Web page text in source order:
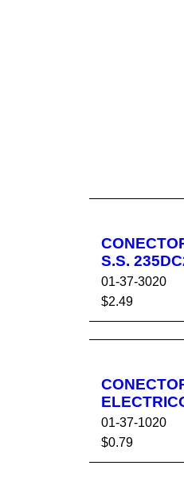
S.S.
01-37-3020
$2.49
AÑADIR AL
01-37-1020
$0.79
AÑADIR AL